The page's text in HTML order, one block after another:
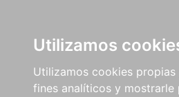
Utilizamos
Utilizamos cookies
fines analíticos y mostrarle